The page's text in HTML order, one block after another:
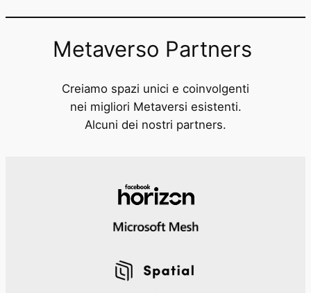
Metaverso Partners
Creiamo spazi unici e coinvolgenti
nei migliori Metaversi esistenti.
Alcuni dei nostri partners.